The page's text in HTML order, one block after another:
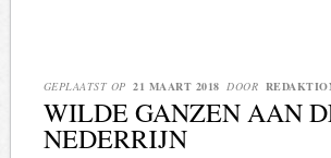
GEPLAATST OP 21 MAART 2018 DOOR
WILDE GANZEN AAN
NEDERRIJN